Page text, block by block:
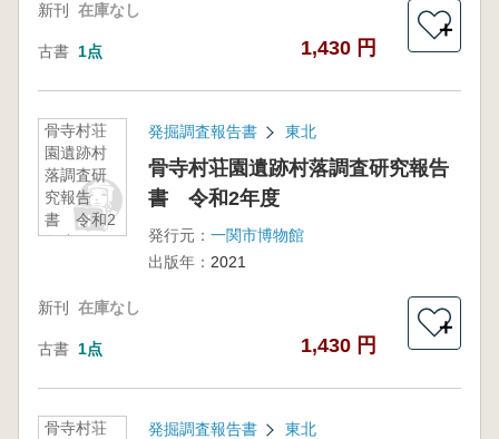
新刊 在庫なし
古書 1点 1,430 円
＋
骨寺村荘
園遺跡村
落調査研
究報告
書 令和2
年度
発掘調査報告書 東北
骨寺村荘園遺跡村落調査研究報告
書 令和2年度
発行元： 一関市博物館
出版年： 2021
新刊 在庫なし
古書 1点 1,430 円
＋
骨寺村荘
発掘調査報告書 東北